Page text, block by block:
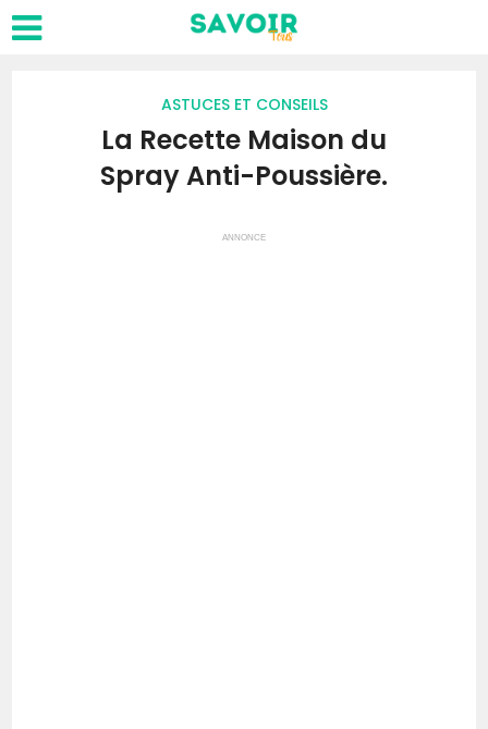
ASTUCES ET CONSEILS
La Recette Maison du
Spray Anti-Poussière.
ANNONCE